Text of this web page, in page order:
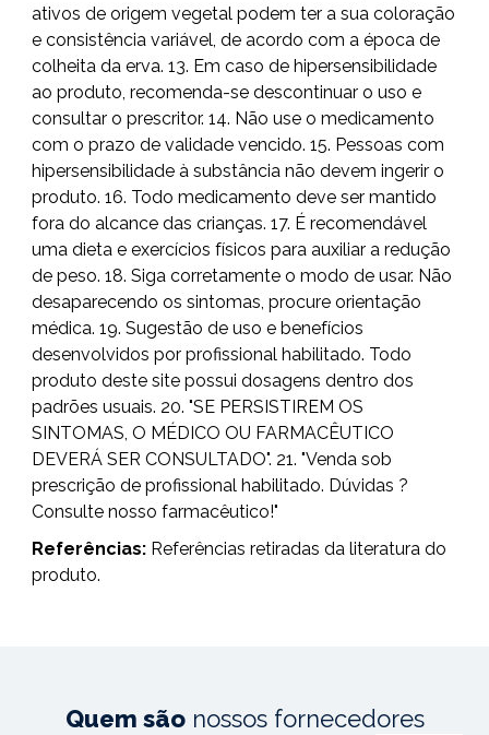
ativos de origem vegetal podem ter a sua coloração
e consistência variável, de acordo com a época de
colheita da erva. 13. Em caso de hipersensibilidade
ao produto, recomenda-se descontinuar o uso e
consultar o prescritor. 14. Não use o medicamento
com o prazo de validade vencido. 15. Pessoas com
hipersensibilidade à substância não devem ingerir o
produto. 16. Todo medicamento deve ser mantido
fora do alcance das crianças. 17. É recomendável
uma dieta e exercícios físicos para auxiliar a redução
de peso. 18. Siga corretamente o modo de usar. Não
desaparecendo os sintomas, procure orientação
médica. 19. Sugestão de uso e benefícios
desenvolvidos por profissional habilitado. Todo
produto deste site possui dosagens dentro dos
padrões usuais. 20. "SE PERSISTIREM OS
SINTOMAS, O MÉDICO OU FARMACÊUTICO
DEVERÁ SER CONSULTADO". 21. "Venda sob
prescrição de profissional habilitado. Dúvidas ?
Consulte nosso farmacêutico!"
Referências: Referências retiradas da literatura do
produto.
Quem sãonossos fornecedores